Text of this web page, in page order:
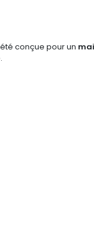
conçue pour un